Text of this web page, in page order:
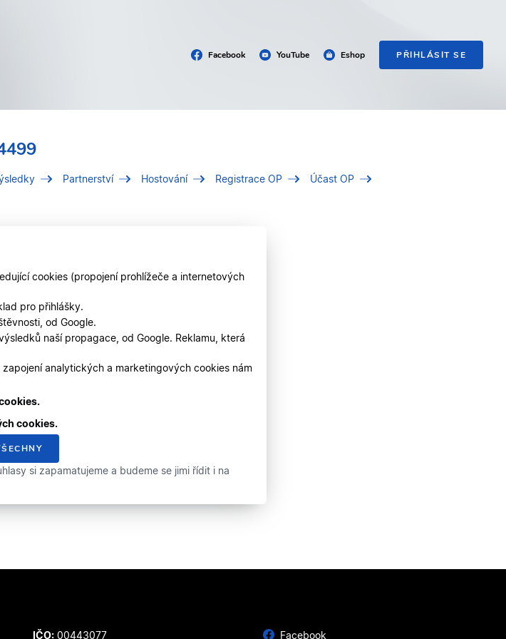
Facebook YouTube Eshop PŘIHLÁSIT SE
Partnerství Hostování Registrace OP Účast OP
divize
IČO:00443077 Facebook
cookies (propojení prohlížeče a internetových
pro přihlášky.
od Google.
naší propagace, od Google. Reklamu, která
analytických a marketingových cookies nám
cookies.
si zapamatujeme a budeme se jimi řídit i na